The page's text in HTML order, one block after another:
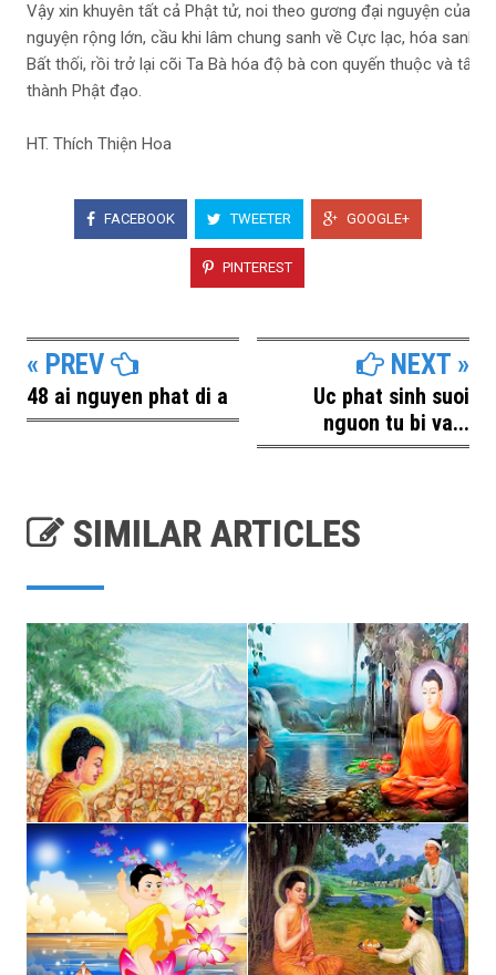
Vậy xin khuyên tất cả Phật tử, noi theo gương đại nguyện của
nguyện rộng lớn, cầu khi lâm chung sanh về Cực lạc, hóa sanh
Bất thối, rồi trở lại cõi Ta Bà hóa độ bà con quyến thuộc và tất
thành Phật đạo.
HT. Thích Thiện Hoa
FACEBOOK TWEETER GOOGLE+
PINTEREST
« PREV
48 ai nguyen phat di a
NEXT »
Uc phat sinh suoi
nguon tu bi va...
SIMILAR ARTICLES